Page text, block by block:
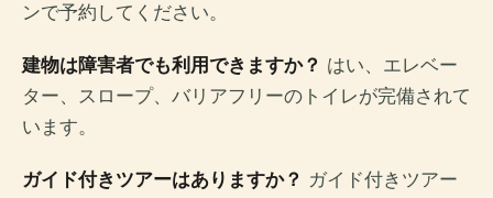
ンで予約してください。
建物は障害者でも利用できますか？ はい、エレベー
ター、スロープ、バリアフリーのトイレが完備されて
います。
ガイド付きツアーはありますか？ ガイド付きツアー